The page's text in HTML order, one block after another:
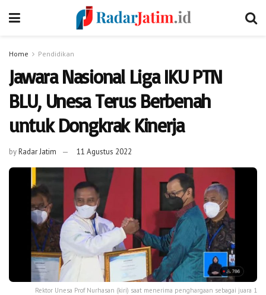
Home Pendidikan
Jawara Nasional Liga IKU PTN
BLU, Unesa Terus Berbenah
untuk Dongkrak Kinerja
byRadar Jatim 11 Agustus 2022
Rektor Unesa Prof Nurhasan (kiri) saat menerima penghargaan sebagai juara 1